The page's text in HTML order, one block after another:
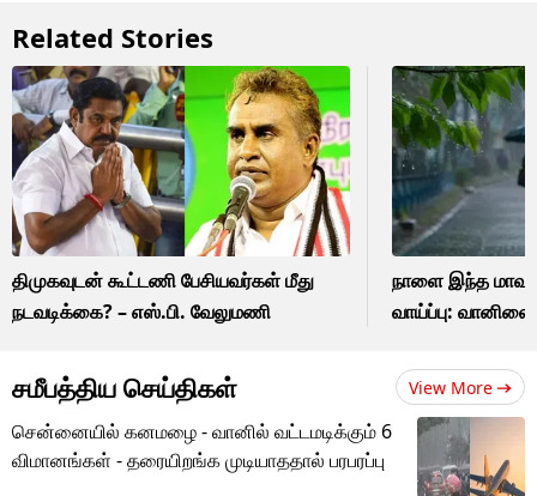
Related Stories
திமுகவுடன் கூட்டணி பேசியவர்கள் மீது
நடவடிக்கை? – எஸ்.பி. வேலுமணி
நாளை இந்த
வாய்ப்பு:
சமீபத்திய செய்திகள் View More
சென்னையில் கனமழை - வானில் வட்டமடிக்கும் 6
விமானங்கள் - தரையிறங்க முடியாததால் பரபரப்பு